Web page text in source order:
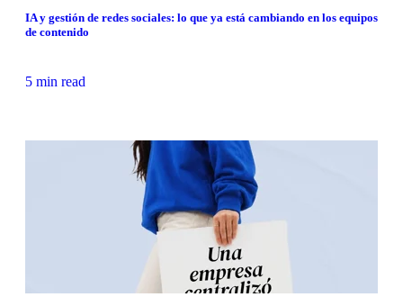
IA y gestión de redes sociales: lo que ya está cambiando en los equipos
de contenido
5 min read